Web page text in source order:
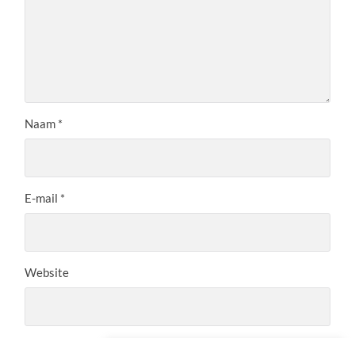
Naam *
E-mail *
Website